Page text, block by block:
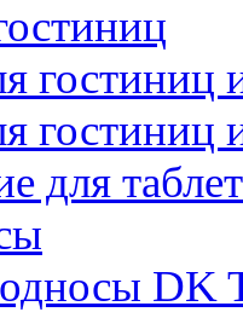
гостиниц
для
DK